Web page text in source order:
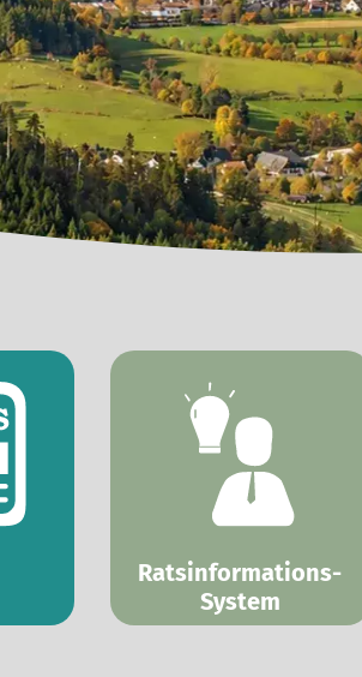
Ratsinformations-
System